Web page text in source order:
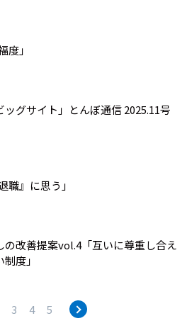
度」
ッグサイト」とんぼ通信 2025.11号
職』に思う」
改善提案vol.4「互いに尊重し合え
度」
3 4 5